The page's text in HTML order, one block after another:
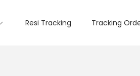
Resi Tracking Tracking